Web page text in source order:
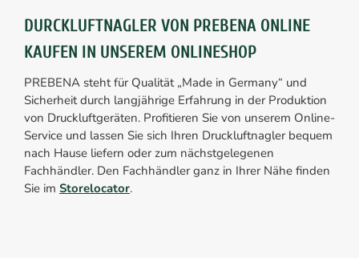
DURCKLUFTNAGLER VON PREBENA ONLINE
KAUFEN IN UNSEREM ONLINESHOP
PREBENA steht für Qualität „Made in Germany“ und
Sicherheit durch langjährige Erfahrung in der Produktion
von Druckluftgeräten. Profitieren Sie von unserem Online-
Service und lassen Sie sich Ihren Druckluftnagler bequem
nach Hause liefern oder zum nächstgelegenen
Fachhändler. Den Fachhändler ganz in Ihrer Nähe finden
Sie im Storelocator.